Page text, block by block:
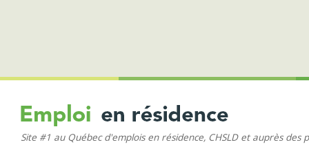
Site #1 au Québec d'emplois en résidence, CHSLD et auprès des